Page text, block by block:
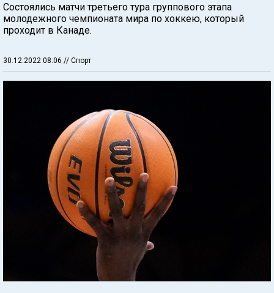
Состоялись матчи третьего тура группового этапа
молодежного чемпионата мира по хоккею, который
проходит в Канаде.
30.12.2022 08:06 // Спорт